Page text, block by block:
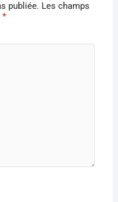
publiée. Les champs
*